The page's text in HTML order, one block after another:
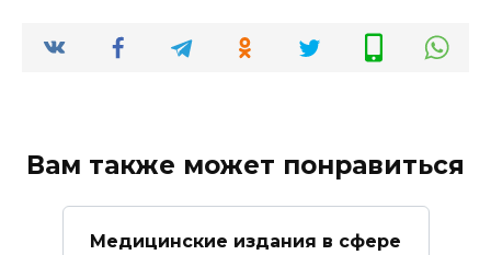
Вам также может понравиться
Медицинские издания в сфере